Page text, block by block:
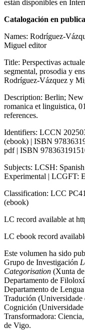
están disponibles en
Catalogación en
Names: Rodríguez-
Miguel editor
Title: Perspectivas
segmental, prosodia y
Rodríguez-Vázquez y
Description: Berlin; New
romanica et linguistica,
references.
Identifiers: LCCN
(ebook) | ISBN
pdf | ISBN
Subjects: LCSH:
Experimental | LCGFT:
Classification: LCC
(ebook)
LC record available at
LC ebook record
Este volumen ha sido
Grupo de Investigación
Categorisation (Xunta
Departamento de
Departamento de
Tradución
Cognición
Transformadora:
de Vigo.